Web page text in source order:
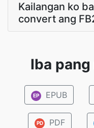
Kailangan ko
convert ang
Iba
EP EPUB
PD PDF